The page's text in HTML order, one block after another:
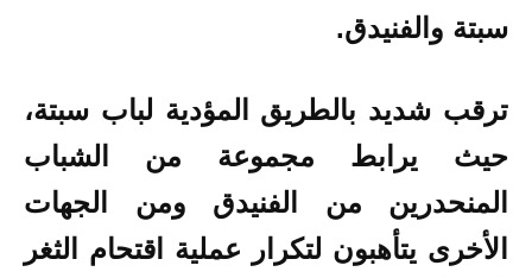
سبتة والفنيدق.
ترقب شديد بالطريق المؤدية لباب سبتة،
حيث يرابط مجموعة من الشباب
المنحدرين من الفنيدق ومن الجهات
الأخرى يتأهبون لتكرار عملية اقتحام الثغر